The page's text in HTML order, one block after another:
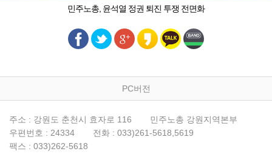
민주노총, 윤석열 정권 퇴진 투쟁 전면화
PC버전
주소 : 강원도 춘천시 효자로 116
민주노총 강원지역본부
우편번호 : 24334
전화 : 033)261-5618,5619
팩스 : 033)262-5618